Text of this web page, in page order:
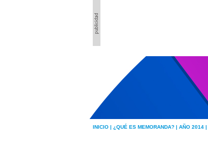
INICIO | ¿QUÉ ES MEMORANDA? | AÑO 2014 |